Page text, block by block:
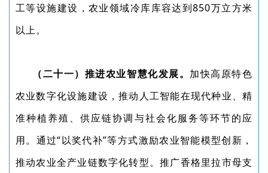
工等设施建设，农业领域冷库库容达到850万立方米
以上。
（二十一）推进农业智慧化发展。 加快高原特色
农业数字化设施建设，推动人工智能在现代种业、精
准种植养殖、供应链协调与社会化服务等环节的应
用。通过“以奖代补”等方式激励农业智能模型创新，
推动农业全产业链数字化转型。推广香格里拉市母支